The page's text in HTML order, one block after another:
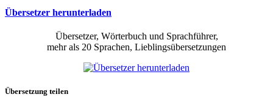
Übersetzer herunterladen
Übersetzer, Wörterbuch und Sprachführer,
mehr als 20 Sprachen, Lieblingsübersetzungen
Übersetzung teilen